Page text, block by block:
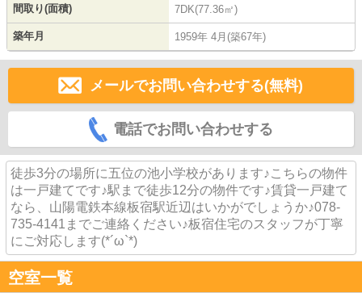
間取り(面積) 7DK(77.36㎡)
築年月 1959年 4月(築67年)
メールでお問い合わせする(無料)
電話でお問い合わせする
徒歩3分の場所に五位の池小学校があります♪こちらの物件
は一戸建てです♪駅まで徒歩12分の物件です♪賃貸一戸建て
なら、山陽電鉄本線板宿駅近辺はいかがでしょうか♪078-
735-4141までご連絡ください♪板宿住宅のスタッフが丁寧
にご対応します(*´ω`*)
空室一覧